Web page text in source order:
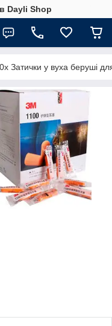
Dayli Shop
Затички у вуха беруші